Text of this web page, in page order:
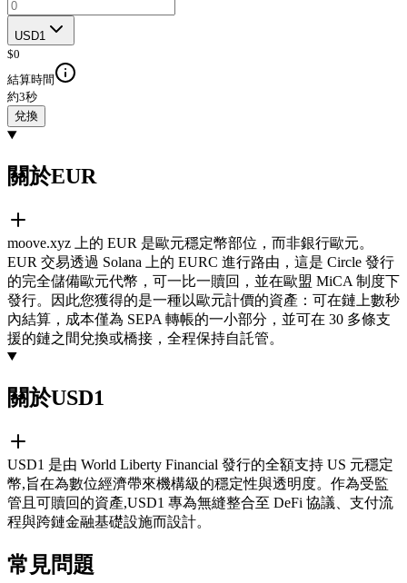
USD1
$0
結算時間
約3秒
兌換
關於EUR
moove.xyz 上的 EUR 是歐元穩定幣部位，而非銀行歐元。
EUR 交易透過 Solana 上的 EURC 進行路由，這是 Circle 發行
的完全儲備歐元代幣，可一比一贖回，並在歐盟 MiCA 制度下
發行。因此您獲得的是一種以歐元計價的資產：可在鏈上數秒
內結算，成本僅為 SEPA 轉帳的一小部分，並可在 30 多條支
援的鏈之間兌換或橋接，全程保持自託管。
關於USD1
USD1 是由 World Liberty Financial 發行的全額支持 US 元穩定
幣,旨在為數位經濟帶來機構級的穩定性與透明度。作為受監
管且可贖回的資產,USD1 專為無縫整合至 DeFi 協議、支付流
程與跨鏈金融基礎設施而設計。
常見問題